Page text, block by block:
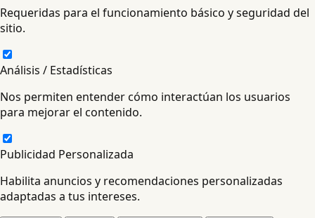
Requeridas para el funcionamiento básico y seguridad del
sitio.
Análisis / Estadísticas
Nos permiten entender cómo interactúan los usuarios
para mejorar el contenido.
Publicidad Personalizada
Habilita anuncios y recomendaciones personalizadas
adaptadas a tus intereses.